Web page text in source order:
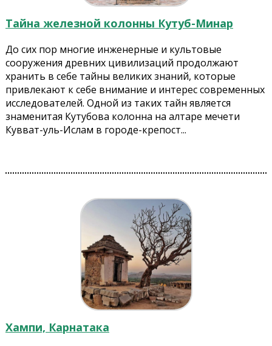
Тайна железной колонны Кутуб-Минар
До сих пор многие инженерные и культовые
сооружения древних цивилизаций продолжают
хранить в себе тайны великих знаний, которые
привлекают к себе внимание и интерес современных
исследователей. Одной из таких тайн является
знаменитая Кутубова колонна на алтаре мечети
Кувват-уль-Ислам в городе-крепост...
Хампи, Карнатака